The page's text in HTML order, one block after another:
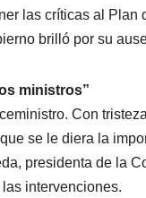
las críticas al
brilló por su
ministros”
Con
se le diera la
presidenta de la
intervenciones.